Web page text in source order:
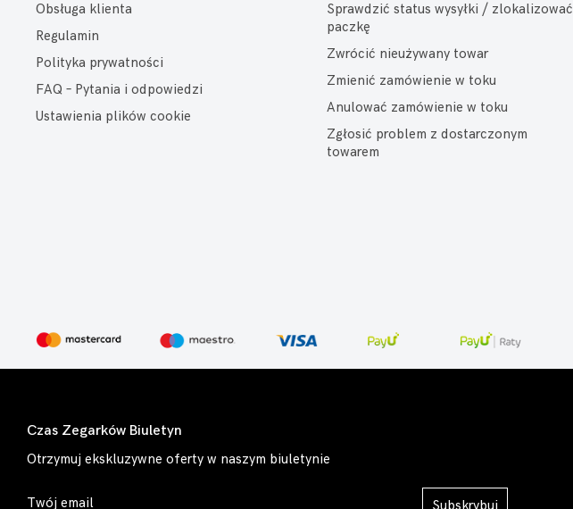
Obsługa klienta
Regulamin
Polityka prywatności
FAQ – Pytania i odpowiedzi
Ustawienia plików cookie
Sprawdzić status wysyłki / zlokalizować
paczkę
Zwrócić nieużywany towar
Zmienić zamówienie w toku
Anulować zamówienie w toku
Zgłosić problem z dostarczonym
towarem
Czas Zegarków Biuletyn
Otrzymuj ekskluzywne oferty w naszym biuletynie